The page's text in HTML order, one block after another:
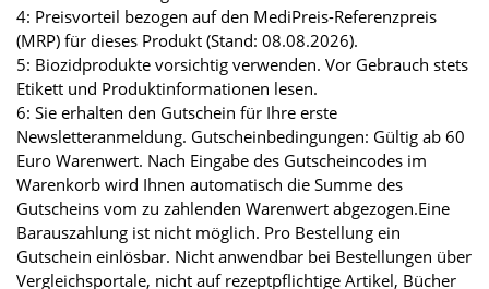
4: Preisvorteil bezogen auf den MediPreis-Referenzpreis
(MRP) für dieses Produkt (Stand: 08.08.2026).
5: Biozidprodukte vorsichtig verwenden. Vor Gebrauch stets
Etikett und Produktinformationen lesen.
6: Sie erhalten den Gutschein für Ihre erste
Newsletteranmeldung. Gutscheinbedingungen: Gültig ab 60
Euro Warenwert. Nach Eingabe des Gutscheincodes im
Warenkorb wird Ihnen automatisch die Summe des
Gutscheins vom zu zahlenden Warenwert abgezogen.Eine
Barauszahlung ist nicht möglich. Pro Bestellung ein
Gutschein einlösbar. Nicht anwendbar bei Bestellungen über
Vergleichsportale, nicht auf rezeptpflichtige Artikel, Bücher